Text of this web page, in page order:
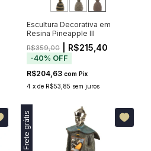
Escultura Decorativa em
Resina Pineapple III
R$359,00| R$215,40
-40% OFF
R$204,63com Pix
4 xde R$53,85 sem juros
Frete grátis